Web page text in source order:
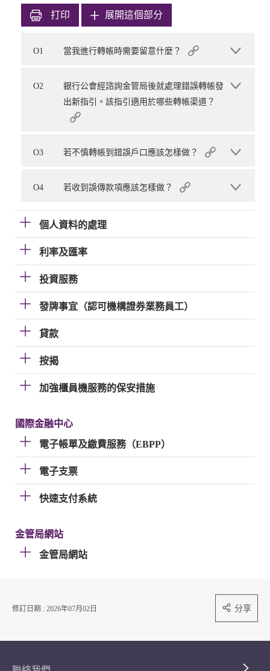
打印 展開這個部分
O1 當我進行轉帳時需要留意什麼？
O2
銀行公會經諮詢金管局後就處理錯誤轉帳發
出新指引。該指引適用於哪些轉帳渠道？
O3 若不慎轉帳到錯誤戶口應該怎樣做？
O4 若收到誤傳款項應該怎樣做？
個人資料的處理
利率及匯率
投資服務
發牌事宜（認可機構證券業務員工）
貸款
按揭
加強櫃員機服務的保安措施
國際金融中心
電子帳單及繳費服務（EBPP）
電子支票
快速支付系統
金管局網站
金管局網站
修訂日期 : 2026年07月02日 分享